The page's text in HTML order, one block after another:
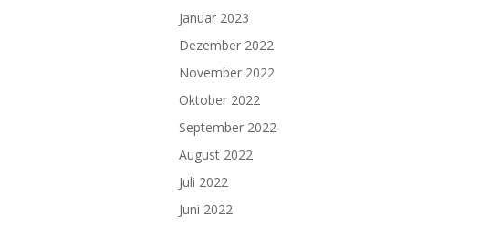
Januar 2023
Dezember 2022
November 2022
Oktober 2022
September 2022
August 2022
Juli 2022
Juni 2022